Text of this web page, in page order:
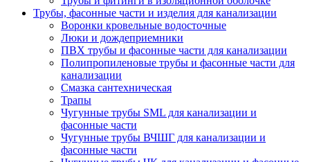
Трубы, фасонные части и изделия для канализации
Воронки кровельные водосточные
Люки и дождеприемники
ПВХ трубы и фасонные части для канализации
Полипропиленовые трубы и фасонные части для
канализации
Смазка сантехническая
Трапы
Чугунные трубы SML для канализации и
фасонные части
Чугунные трубы ВЧШГ для канализации и
фасонные части